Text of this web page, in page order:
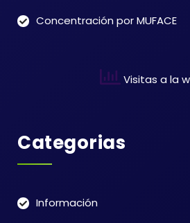
Concentración por MUFACE
Visitas a la
Categorias
Información